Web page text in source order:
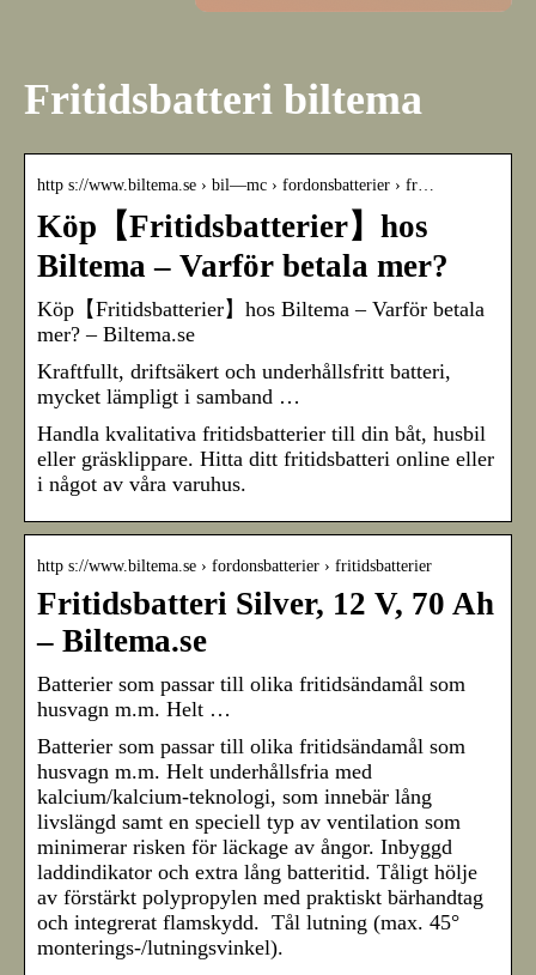
Fritidsbatteri biltema
http s://www.biltema.se › bil—mc › fordonsbatterier › fr…
Köp【Fritidsbatterier】hos
Biltema – Varför betala mer?
Köp【Fritidsbatterier】hos Biltema – Varför betala
mer? – Biltema.se
Kraftfullt, driftsäkert och underhållsfritt batteri,
mycket lämpligt i samband …
Handla kvalitativa fritidsbatterier till din båt, husbil
eller gräsklippare. Hitta ditt fritidsbatteri online eller
i något av våra varuhus.
http s://www.biltema.se › fordonsbatterier › fritidsbatterier
Fritidsbatteri Silver, 12 V, 70 Ah
– Biltema.se
Batterier som passar till olika fritidsändamål som
husvagn m.m. Helt …
Batterier som passar till olika fritidsändamål som
husvagn m.m. Helt underhållsfria med
kalcium/kalcium-teknologi, som innebär lång
livslängd samt en speciell typ av ventilation som
minimerar risken för läckage av ångor. Inbyggd
laddindikator och extra lång batteritid. Tåligt hölje
av förstärkt polypropylen med praktiskt bärhandtag
och integrerat flamskydd. Tål lutning (max. 45°
monterings-/lutningsvinkel).